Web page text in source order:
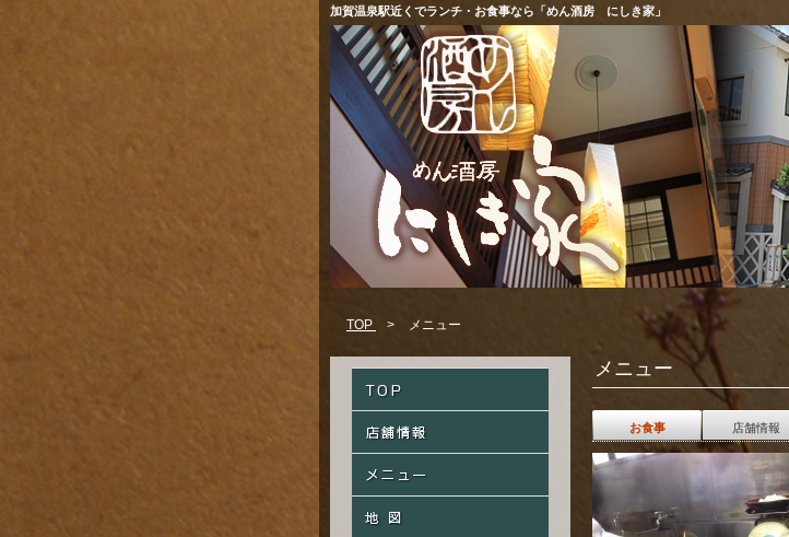
加賀温泉駅近くでランチ・お食事なら「めん酒房 にしき家」
TOP > メニュー
メニュー
お食事 店舗情報